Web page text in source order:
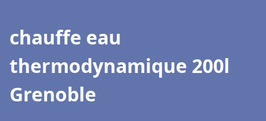
chauffe eau
thermodynamique 200l
Grenoble